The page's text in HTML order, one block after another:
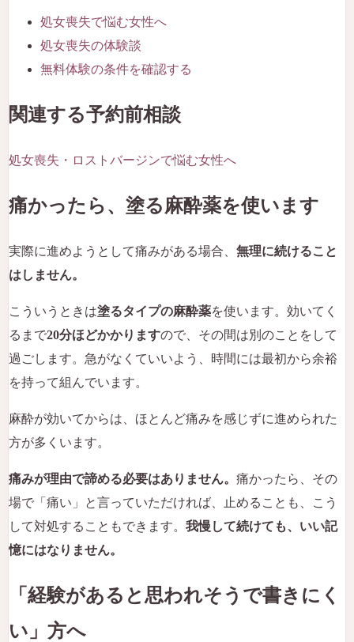
処女喪失で悩む女性へ
処女喪失の体験談
無料体験の条件を確認する
関連する予約前相談
処女喪失・ロストバージンで悩む女性へ
痛かったら、塗る麻酔薬を使います
実際に進めようとして痛みがある場合、 無理に続けること
はしません。
こういうときは塗るタイプの麻酔薬を使います。効いてく
るまで20分ほどかかりますので、その間は別のことをして
過ごします。急がなくていいよう、時間には最初から余裕
を持って組んでいます。
麻酔が効いてからは、ほとんど痛みを感じずに進められた
方が多くいます。
痛みが理由で諦める必要はありません。 痛かったら、その
場で「痛い」と言っていただければ、止めることも、こう
して対処することもできます。 我慢して続けても、いい記
憶にはなりません。
「経験があると思われそうで書きにく
い」方へ